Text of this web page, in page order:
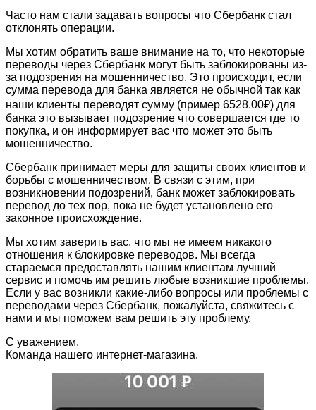
Часто нам стали задавать вопросы что Сбербанк стал
отклонять операции.
Мы хотим обратить ваше внимание на то, что некоторые
переводы через Сбербанк могут быть заблокированы из-
за подозрения на мошенничество. Это происходит, если
сумма перевода для банка является не обычной так как
наши клиенты переводят сумму (пример 6528.00₽) для
банка это вызывает подозрение что совершается где то
покупка, и он информирует вас что может это быть
мошенничество.
Сбербанк принимает меры для защиты своих клиентов и
борьбы с мошенничеством. В связи с этим, при
возникновении подозрений, банк может заблокировать
перевод до тех пор, пока не будет установлено его
законное происхождение.
Мы хотим заверить вас, что мы не имеем никакого
отношения к блокировке переводов. Мы всегда
стараемся предоставлять нашим клиентам лучший
сервис и помочь им решить любые возникшие проблемы.
Если у вас возникли какие-либо вопросы или проблемы с
переводами через Сбербанк, пожалуйста, свяжитесь с
нами и мы поможем вам решить эту проблему.
С уважением,
Команда нашего интернет-магазина.